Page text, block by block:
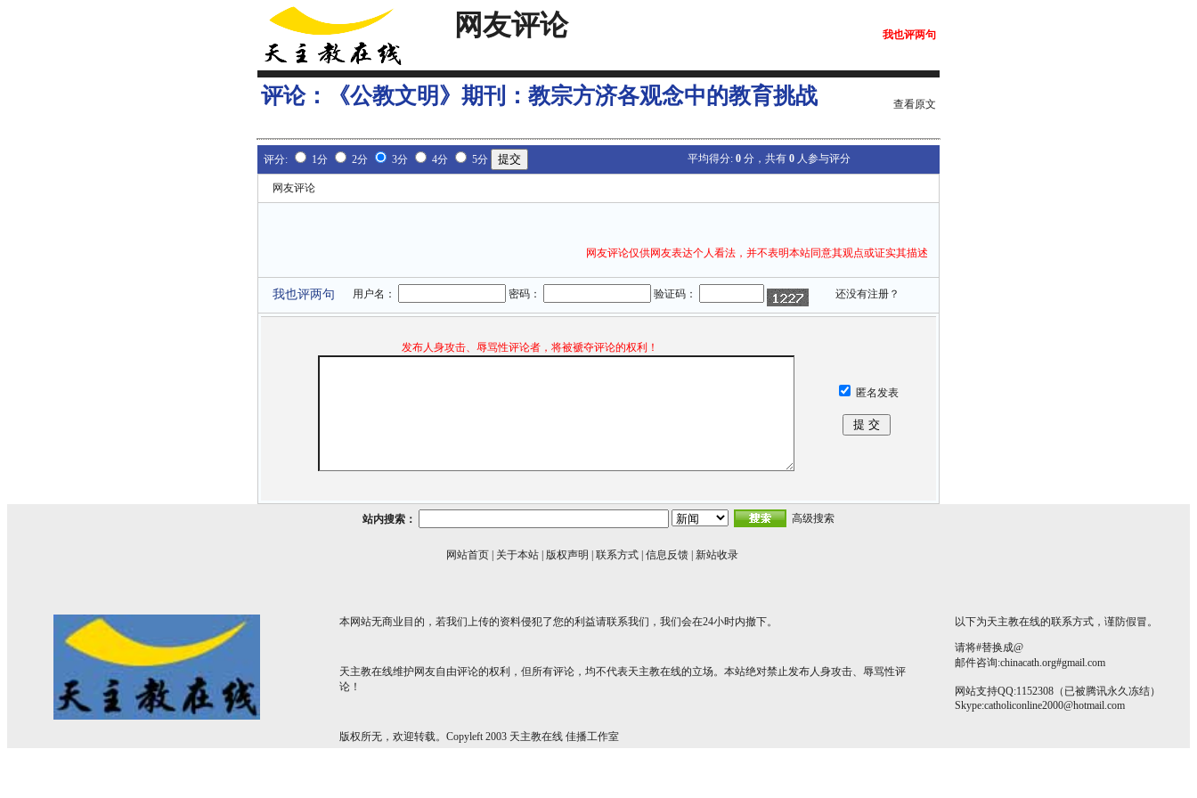
网友评论 我也评两句
评论： 《公教文明》期刊：教宗方济各观念中的教育挑战 查看原文
评分: 1分 2分 3分 4分 5分 平均得分: 0 分，共有 0 人参与评分
网友评论
网友评论仅供网友表达个人看法，并不表明本站同意其观点或证实其描述
我也评两句 用户名： 密码： 验证码： 还没有注册？
发布人身攻击、辱骂性评论者，将被褫夺评论的权利！
匿名发表
站内搜索： 高级搜索
网站首页 关于本站 版权声明 联系方式 信息反馈 新站收录
本网站无商业目的，若我们上传的资料侵犯了您的利益请联系我们，我们会在24小时内撤下。
天主教在线维护网友自由评论的权利，但所有评论，均不代表天主教在线的立场。本站绝对禁止发布人身攻击、辱骂性评
论！
版权所无，欢迎转载。Copyleft 2003 天主教在线 佳播工作室
以下为天主教在线的联系方式，谨防假冒。
请将#替换成@
邮件咨询:chinacath.org#gmail.com
网站支持QQ:1152308（已被腾讯永久冻结）
Skype:catholiconline2000@hotmail.com